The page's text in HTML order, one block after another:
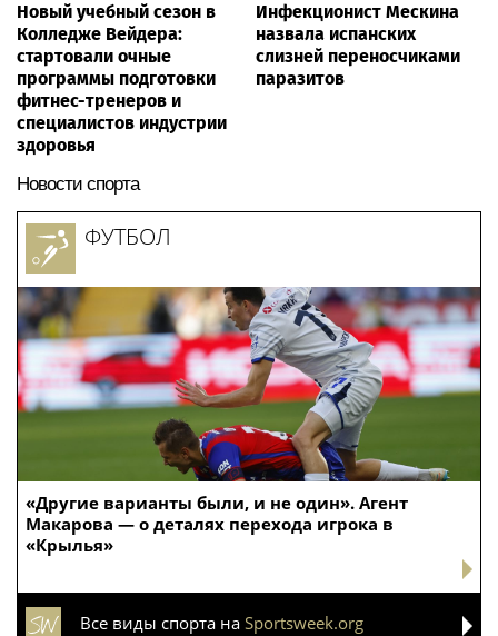
Новый учебный сезон в
Колледже Вейдера:
стартовали очные
программы подготовки
фитнес-тренеров и
специалистов индустрии
здоровья
Инфекционист Мескина
назвала испанских
слизней переносчиками
паразитов
Новости спорта
«Другие варианты были, и не один». Агент
Макарова — о деталях перехода игрока в
«Крылья»
ФУТБОЛ
Все виды спорта на Sportsweek.org